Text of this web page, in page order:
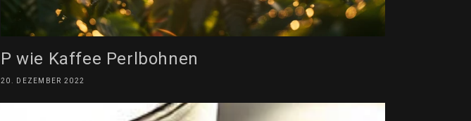
P wie Kaffee Perlbohnen
20. DEZEMBER 2022